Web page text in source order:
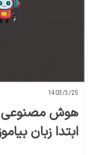
1403/3/25
هوش مصنوعی
ابتدا زبان